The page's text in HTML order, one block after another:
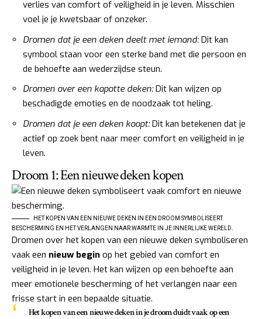
verlies van comfort of veiligheid in je leven. Misschien
voel je je kwetsbaar of onzeker.
Dromen dat je een deken deelt met iemand:Dit kan
symbool staan voor een sterke band met die persoon en
de behoefte aan wederzijdse steun.
Dromen over een kapotte deken:Dit kan wijzen op
beschadigde emoties en de noodzaak tot heling.
Dromen dat je een deken koopt:Dit kan betekenen dat je
actief op zoek bent naar meer comfort en veiligheid in je
leven.
Droom 1: Een nieuwe deken kopen
HET KOPEN VAN EEN NIEUWE DEKEN IN EEN DROOM SYMBOLISEERT
BESCHERMING EN HET VERLANGEN NAAR WARMTE IN JE INNERLIJKE WERELD.
Dromen over het kopen van een nieuwe deken symboliseren
vaak een nieuw begin op het gebied van comfort en
veiligheid in je leven. Het kan wijzen op een behoefte aan
meer emotionele bescherming of het verlangen naar een
frisse start in een bepaalde situatie.
Het kopen van een nieuwe deken in je droom duidt vaak op een